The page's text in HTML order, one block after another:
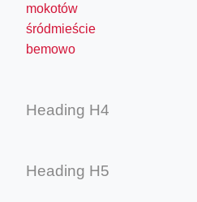
mokotów
śródmieście
bemowo
Heading H4
Heading H5